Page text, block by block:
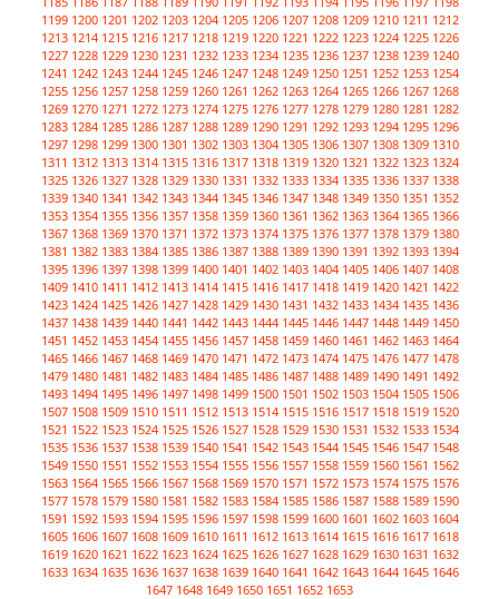
1199 1200 1201 1202 1203 1204 1205 1206 1207 1208 1209 1210 1211 1212
1213 1214 1215 1216 1217 1218 1219 1220 1221 1222 1223 1224 1225 1226
1227 1228 1229 1230 1231 1232 1233 1234 1235 1236 1237 1238 1239 1240
1241 1242 1243 1244 1245 1246 1247 1248 1249 1250 1251 1252 1253 1254
1255 1256 1257 1258 1259 1260 1261 1262 1263 1264 1265 1266 1267 1268
1269 1270 1271 1272 1273 1274 1275 1276 1277 1278 1279 1280 1281 1282
1283 1284 1285 1286 1287 1288 1289 1290 1291 1292 1293 1294 1295 1296
1297 1298 1299 1300 1301 1302 1303 1304 1305 1306 1307 1308 1309 1310
1311 1312 1313 1314 1315 1316 1317 1318 1319 1320 1321 1322 1323 1324
1325 1326 1327 1328 1329 1330 1331 1332 1333 1334 1335 1336 1337 1338
1339 1340 1341 1342 1343 1344 1345 1346 1347 1348 1349 1350 1351 1352
1353 1354 1355 1356 1357 1358 1359 1360 1361 1362 1363 1364 1365 1366
1367 1368 1369 1370 1371 1372 1373 1374 1375 1376 1377 1378 1379 1380
1381 1382 1383 1384 1385 1386 1387 1388 1389 1390 1391 1392 1393 1394
1395 1396 1397 1398 1399 1400 1401 1402 1403 1404 1405 1406 1407 1408
1409 1410 1411 1412 1413 1414 1415 1416 1417 1418 1419 1420 1421 1422
1423 1424 1425 1426 1427 1428 1429 1430 1431 1432 1433 1434 1435 1436
1437 1438 1439 1440 1441 1442 1443 1444 1445 1446 1447 1448 1449 1450
1451 1452 1453 1454 1455 1456 1457 1458 1459 1460 1461 1462 1463 1464
1465 1466 1467 1468 1469 1470 1471 1472 1473 1474 1475 1476 1477 1478
1479 1480 1481 1482 1483 1484 1485 1486 1487 1488 1489 1490 1491 1492
1493 1494 1495 1496 1497 1498 1499 1500 1501 1502 1503 1504 1505 1506
1507 1508 1509 1510 1511 1512 1513 1514 1515 1516 1517 1518 1519 1520
1521 1522 1523 1524 1525 1526 1527 1528 1529 1530 1531 1532 1533 1534
1535 1536 1537 1538 1539 1540 1541 1542 1543 1544 1545 1546 1547 1548
1549 1550 1551 1552 1553 1554 1555 1556 1557 1558 1559 1560 1561 1562
1563 1564 1565 1566 1567 1568 1569 1570 1571 1572 1573 1574 1575 1576
1577 1578 1579 1580 1581 1582 1583 1584 1585 1586 1587 1588 1589 1590
1591 1592 1593 1594 1595 1596 1597 1598 1599 1600 1601 1602 1603 1604
1605 1606 1607 1608 1609 1610 1611 1612 1613 1614 1615 1616 1617 1618
1619 1620 1621 1622 1623 1624 1625 1626 1627 1628 1629 1630 1631 1632
1633 1634 1635 1636 1637 1638 1639 1640 1641 1642 1643 1644 1645 1646
1647 1648 1649 1650 1651 1652 1653